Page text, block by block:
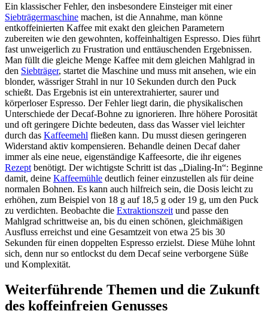
Ein klassischer Fehler, den insbesondere Einsteiger mit einer
Siebträgermaschine machen, ist die Annahme, man könne
entkoffeinierten Kaffee mit exakt den gleichen Parametern
zubereiten wie den gewohnten, koffeinhaltigen Espresso. Dies führt
fast unweigerlich zu Frustration und enttäuschenden Ergebnissen.
Man füllt die gleiche Menge Kaffee mit dem gleichen Mahlgrad in
den Siebträger, startet die Maschine und muss mit ansehen, wie ein
blonder, wässriger Strahl in nur 10 Sekunden durch den Puck
schießt. Das Ergebnis ist ein unterextrahierter, saurer und
körperloser Espresso. Der Fehler liegt darin, die physikalischen
Unterschiede der Decaf-Bohne zu ignorieren. Ihre höhere Porosität
und oft geringere Dichte bedeuten, dass das Wasser viel leichter
durch das Kaffeemehl fließen kann. Du musst diesen geringeren
Widerstand aktiv kompensieren. Behandle deinen Decaf daher
immer als eine neue, eigenständige Kaffeesorte, die ihr eigenes
Rezept benötigt. Der wichtigste Schritt ist das „Dialing-In“: Beginne
damit, deine Kaffeemühle deutlich feiner einzustellen als für deine
normalen Bohnen. Es kann auch hilfreich sein, die Dosis leicht zu
erhöhen, zum Beispiel von 18 g auf 18,5 g oder 19 g, um den Puck
zu verdichten. Beobachte die Extraktionszeit und passe den
Mahlgrad schrittweise an, bis du einen schönen, gleichmäßigen
Ausfluss erreichst und eine Gesamtzeit von etwa 25 bis 30
Sekunden für einen doppelten Espresso erzielst. Diese Mühe lohnt
sich, denn nur so entlockst du dem Decaf seine verborgene Süße
und Komplexität.
Weiterführende Themen und die Zukunft
des koffeinfreien Genusses